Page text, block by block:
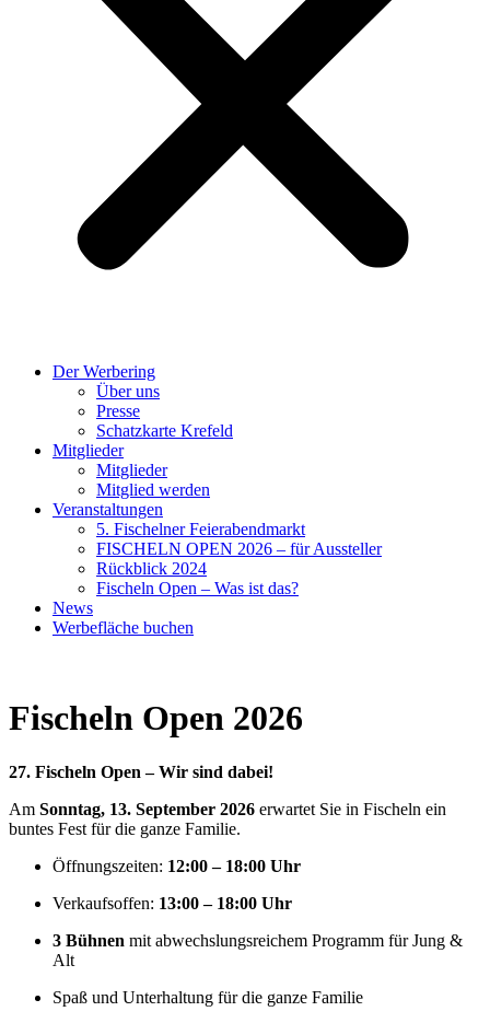
Der Werbering
Über uns
Presse
Schatzkarte Krefeld
Mitglieder
Mitglieder
Mitglied werden
Veranstaltungen
5. Fischelner Feierabendmarkt
FISCHELN OPEN 2026 – für Aussteller
Rückblick 2024
Fischeln Open – Was ist das?
News
Werbefläche buchen
Fischeln Open 2026
27. Fischeln Open – Wir sind dabei!
Am Sonntag, 13. September 2026 erwartet Sie in Fischeln ein
buntes Fest für die ganze Familie.
Öffnungszeiten: 12:00 – 18:00 Uhr
Verkaufsoffen: 13:00 – 18:00 Uhr
3 Bühnen mit abwechslungsreichem Programm für Jung &
Alt
Spaß und Unterhaltung für die ganze Familie